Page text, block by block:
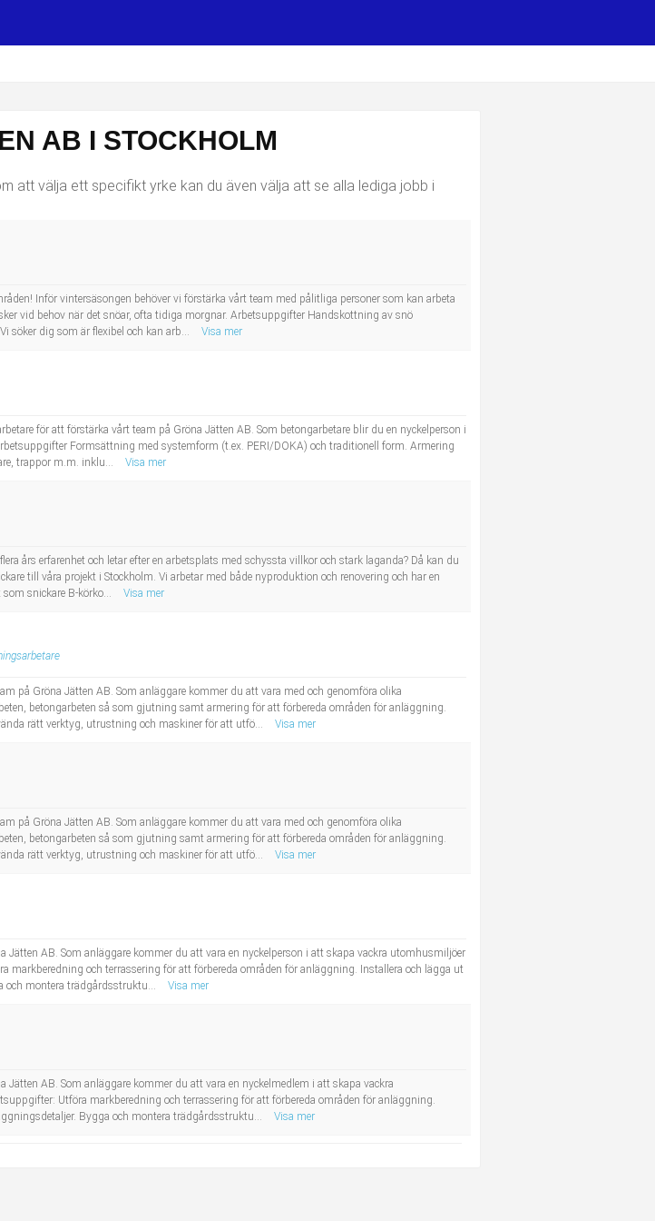
AB I STOCKHOLM
att välja ett specifikt yrke kan du även välja att se alla lediga jobb i
Inför vintersäsongen behöver vi förstärka vårt team med pålitliga personer som kan arbeta
vid behov när det snöar, ofta tidiga morgnar. Arbetsuppgifter Handskottning av snö
söker dig som är flexibel och kan arb...
Visa mer
för att förstärka vårt team på Gröna Jätten AB. Som betongarbetare blir du en nyckelperson i
Formsättning med systemform (t.ex. PERI/DOKA) och traditionell form. Armering
trappor m.m. inklu...
Visa mer
års erfarenhet och letar efter en arbetsplats med schyssta villkor och stark laganda? Då kan du
till våra projekt i Stockholm. Vi arbetar med både nyproduktion och renovering och har en
snickare B-körko...
Visa mer
på Gröna Jätten AB. Som anläggare kommer du att vara med och genomföra olika
betongarbeten så som gjutning samt armering för att förbereda områden för anläggning.
rätt verktyg, utrustning och maskiner för att utfö...
Visa mer
på Gröna Jätten AB. Som anläggare kommer du att vara med och genomföra olika
betongarbeten så som gjutning samt armering för att förbereda områden för anläggning.
rätt verktyg, utrustning och maskiner för att utfö...
Visa mer
Jätten AB. Som anläggare kommer du att vara en nyckelperson i att skapa vackra utomhusmiljöer
och terrassering för att förbereda områden för anläggning. Installera och lägga ut
och montera trädgårdsstruktu...
Visa mer
AB. Som anläggare kommer du att vara en nyckelmedlem i att skapa vackra
Utföra markberedning och terrassering för att förbereda områden för anläggning.
Bygga och montera trädgårdsstruktu...
Visa mer